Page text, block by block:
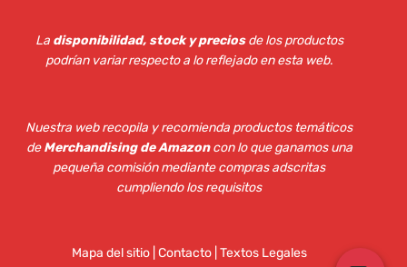
La disponibilidad, stock y preciosde los productos
podrían variar respecto a lo reflejado en esta web.
Nuestra web recopila y recomienda productos temáticos
deMerchandising de Amazoncon lo que ganamos una
pequeña comisión mediante compras adscritas
cumpliendo los requisitos
Mapa del sitio| Contacto | Textos Legales